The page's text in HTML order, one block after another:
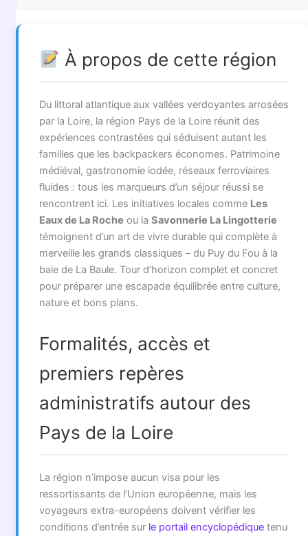
À propos de cette région
Du littoral atlantique aux vallées verdoyantes arrosées
par la Loire, la région Pays de la Loire réunit des
expériences contrastées qui séduisent autant les
familles que les backpackers économes. Patrimoine
médiéval, gastronomie iodée, réseaux ferroviaires
fluides : tous les marqueurs d’un séjour réussi se
rencontrent ici. Les initiatives locales comme Les
Eaux de La Roche ou la Savonnerie La Lingotterie
témoignent d’un art de vivre durable qui complète à
merveille les grands classiques – du Puy du Fou à la
baie de La Baule. Tour d’horizon complet et concret
pour préparer une escapade équilibrée entre culture,
nature et bons plans.
Formalités, accès et
premiers repères
administratifs autour des
Pays de la Loire
La région n’impose aucun visa pour les
ressortissants de l’Union européenne, mais les
voyageurs extra-européens doivent vérifier les
conditions d’entrée sur le portail encyclopédiquetenu